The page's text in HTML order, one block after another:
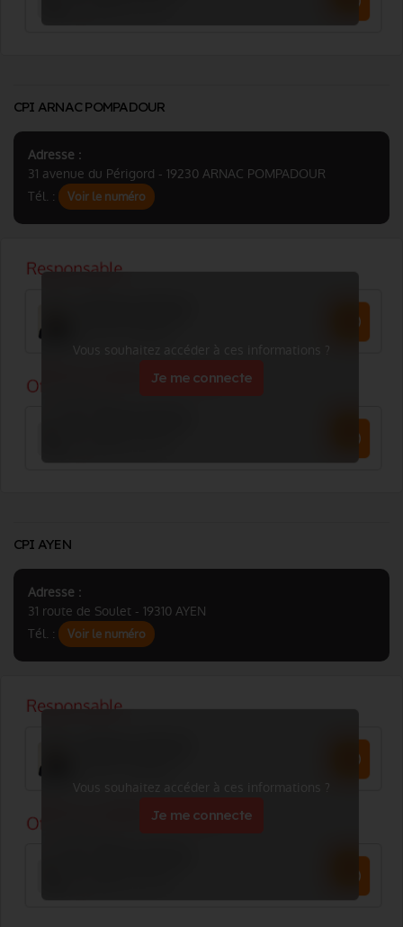
CPI ARNAC POMPADOUR
Adresse :
31 avenue du Périgord - 19230 ARNAC POMPADOUR
Tél. :
Voir le numéro
Vous souhaitez accéder à ces informations ?
Je me connecte
CPI AYEN
Adresse :
31 route de Soulet - 19310 AYEN
Tél. :
Voir le numéro
Vous souhaitez accéder à ces informations ?
Je me connecte